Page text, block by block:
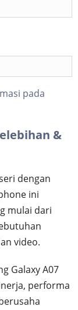
pada
&
dengan
ini
mulai dari
video.
Galaxy A07
performa